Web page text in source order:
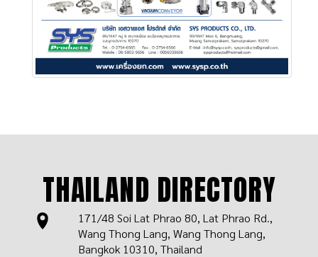
THAILAND DIRECTORY
171/48 Soi Lat Phrao 80, Lat Phrao Rd.,
Wang Thong Lang, Wang Thong Lang,
Bangkok 10310, Thailand